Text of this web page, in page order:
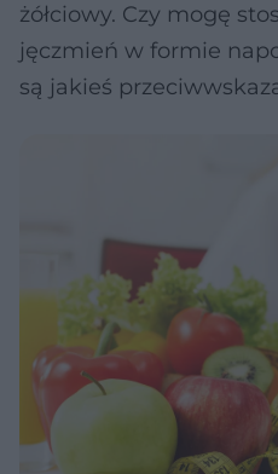
żółciowy. Czy mogę
jęczmień w formie
są jakieś